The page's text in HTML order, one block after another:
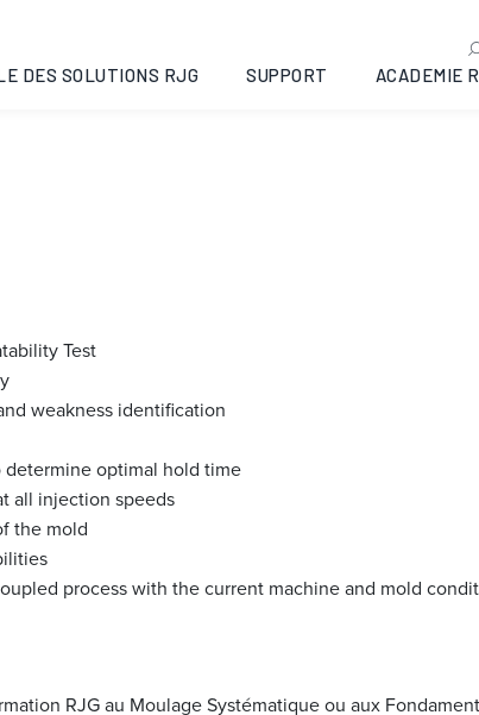
DES SOLUTIONS RJG SUPPORT ACADEMIE
Workshop:
06-23
Test
weakness identification
determine optimal hold time
all injection speeds
the mold
process with the current machine and mold
RJG au Moulage Systématique ou aux